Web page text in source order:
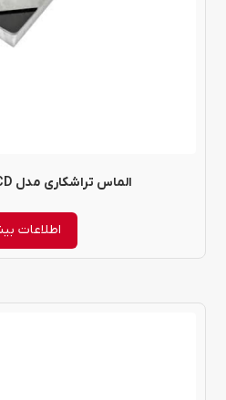
الماس تراشکاری مدل APKT 10-16 PCD
اطلاعات